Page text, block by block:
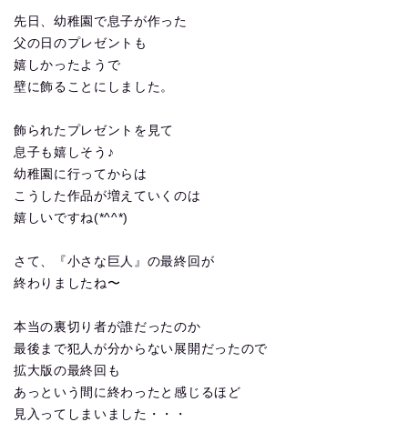
先日、幼稚園で息子が作った
父の日のプレゼントも
嬉しかったようで
壁に飾ることにしました。
飾られたプレゼントを見て
息子も嬉しそう♪
幼稚園に行ってからは
こうした作品が増えていくのは
嬉しいですね(*^^*)
さて、『小さな巨人』の最終回が
終わりましたね〜
本当の裏切り者が誰だったのか
最後まで犯人が分からない展開だったので
拡大版の最終回も
あっという間に終わったと感じるほど
見入ってしまいました・・・